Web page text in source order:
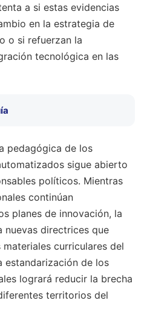
a si estas evidencias
en la estrategia de
o si refuerzan la
tecnológica en las
pedagógica de los
sigue abierto
políticos. Mientras
continúan
planes de innovación, la
nuevas directrices que
curriculares del
estandarización de los
logrará reducir la brecha
territorios del